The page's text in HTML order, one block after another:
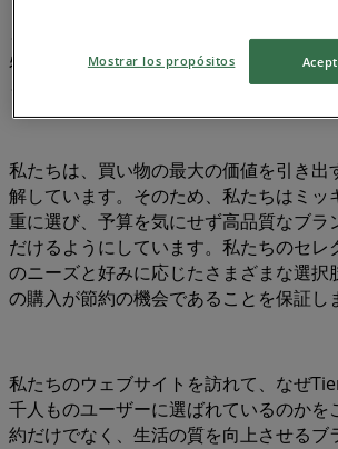
も魅力的で競争力のあるミッキーのオフ
とを嬉しく思います。Tiendeoでは、あ
必要なものを見つけるために、豊富なオ
私たちは、買い物の最大の価値を引き出
解しています。そのため、私たちはミッ
重に選び、予算を気にせず高品質なブラ
だけるようにしています。私たちのセレ
のニーズと好みに応じたさまざまな選択
の購入が節約の機会であることを保証し
私たちのウェブサイトを訪れて、なぜ
千人ものユーザーに選ばれているのかを
約だけでなく、生活の質を向上させるブ
Mostrar los propósitos